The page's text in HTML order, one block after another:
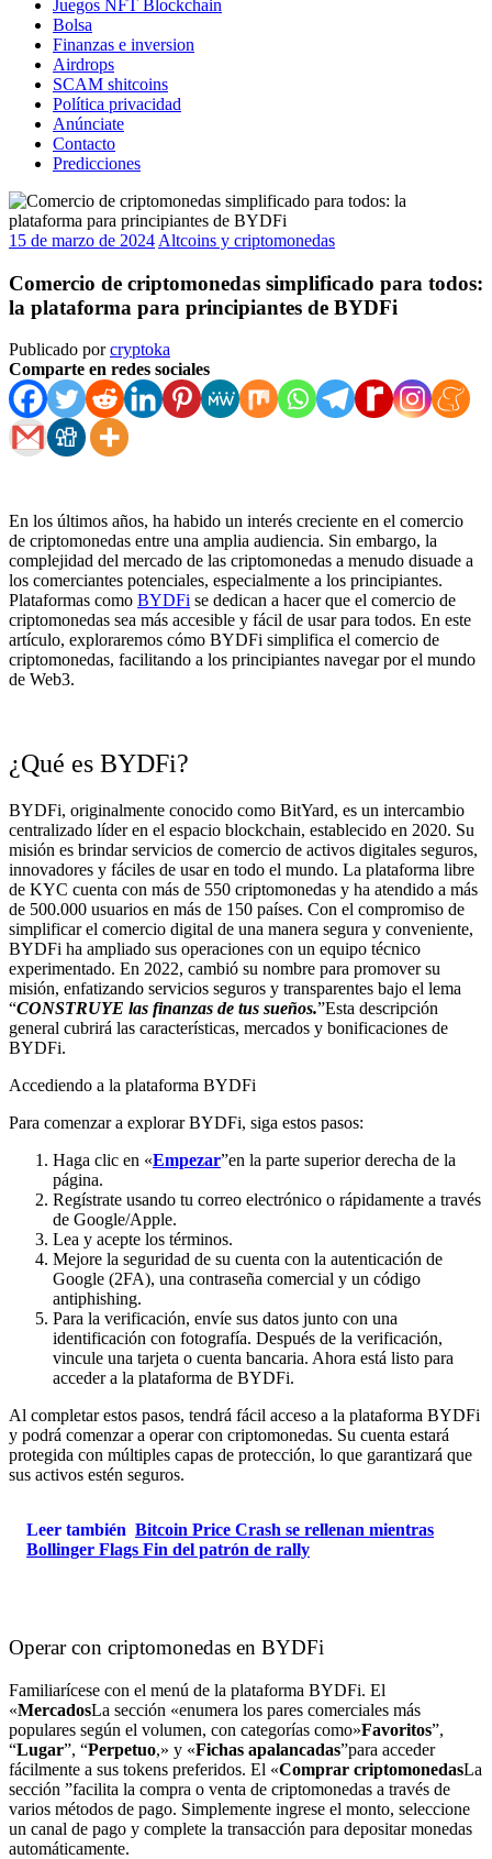
Juegos NFT Blockchain
Bolsa
Finanzas e inversion
Airdrops
SCAM shitcoins
Política privacidad
Anúnciate
Contacto
Predicciones
15 de marzo de 2024 Altcoins y criptomonedas
Comercio de criptomonedas simplificado para todos:
la plataforma para principiantes de BYDFi
Publicado porcryptoka
Comparte en redes sociales
En los últimos años, ha habido un interés creciente en el comercio
de criptomonedas entre una amplia audiencia. Sin embargo, la
complejidad del mercado de las criptomonedas a menudo disuade a
los comerciantes potenciales, especialmente a los principiantes.
Plataformas como BYDFi se dedican a hacer que el comercio de
criptomonedas sea más accesible y fácil de usar para todos. En este
artículo, exploraremos cómo BYDFi simplifica el comercio de
criptomonedas, facilitando a los principiantes navegar por el mundo
de Web3.
¿Qué es BYDFi?
BYDFi, originalmente conocido como BitYard, es un intercambio
centralizado líder en el espacio blockchain, establecido en 2020. Su
misión es brindar servicios de comercio de activos digitales seguros,
innovadores y fáciles de usar en todo el mundo. La plataforma libre
de KYC cuenta con más de 550 criptomonedas y ha atendido a más
de 500.000 usuarios en más de 150 países. Con el compromiso de
simplificar el comercio digital de una manera segura y conveniente,
BYDFi ha ampliado sus operaciones con un equipo técnico
experimentado. En 2022, cambió su nombre para promover su
misión, enfatizando servicios seguros y transparentes bajo el lema
“CONSTRUYE las finanzas de tus sueños.”Esta descripción
general cubrirá las características, mercados y bonificaciones de
BYDFi.
Accediendo a la plataforma BYDFi
Para comenzar a explorar BYDFi, siga estos pasos:
Haga clic en «Empezar”en la parte superior derecha de la
página.
Regístrate usando tu correo electrónico o rápidamente a través
de Google/Apple.
Lea y acepte los términos.
Mejore la seguridad de su cuenta con la autenticación de
Google (2FA), una contraseña comercial y un código
antiphishing.
Para la verificación, envíe sus datos junto con una
identificación con fotografía. Después de la verificación,
vincule una tarjeta o cuenta bancaria. Ahora está listo para
acceder a la plataforma de BYDFi.
Al completar estos pasos, tendrá fácil acceso a la plataforma BYDFi
y podrá comenzar a operar con criptomonedas. Su cuenta estará
protegida con múltiples capas de protección, lo que garantizará que
sus activos estén seguros.
Leer también Bitcoin Price Crash se rellenan mientras
Bollinger Flags Fin del patrón de rally
Operar con criptomonedas en BYDFi
Familiarícese con el menú de la plataforma BYDFi. El
«MercadosLa sección «enumera los pares comerciales más
populares según el volumen, con categorías como»Favoritos”,
“Lugar”, “Perpetuo,» y «Fichas apalancadas”para acceder
fácilmente a sus tokens preferidos. El «Comprar criptomonedasLa
sección ”facilita la compra o venta de criptomonedas a través de
varios métodos de pago. Simplemente ingrese el monto, seleccione
un canal de pago y complete la transacción para depositar monedas
automáticamente.